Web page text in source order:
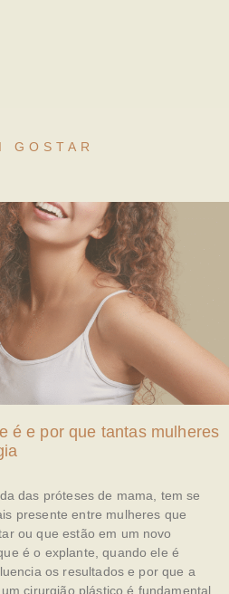
GOSTAR
é e por que tantas mulheres
das próteses de mama, tem se
presente entre mulheres que
ou que estão em um novo
é o explante, quando ele é
os resultados e por que a
cirurgião plástico é fundamental.